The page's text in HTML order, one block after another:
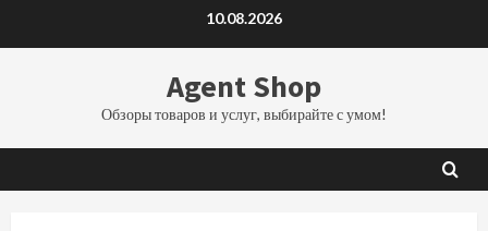
10.08.2026
Agent Shop
Обзоры товаров и услуг, выбирайте с умом!